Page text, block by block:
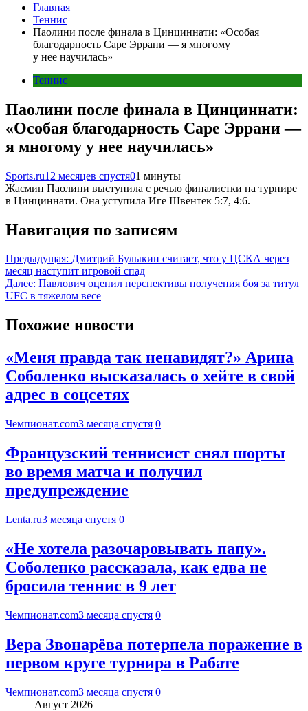
Главная
Теннис
Паолини после финала в Цинциннати: «Особая
благодарность Саре Эррани — я многому
у нее научилась»
Теннис
Паолини после финала в Цинциннати:
«Особая благодарность Саре Эррани —
я многому у нее научилась»
Sports.ru12 месяцев спустя01 минуты
Жасмин Паолини выступила с речью финалистки на турнире
в Цинциннати. Она уступила Иге Швентек 5:7, 4:6.
Навигация по записям
Предыдущая: Дмитрий Булыкин считает, что у ЦСКА через
месяц наступит игровой спад
Далее: Павлович оценил перспективы получения боя за титул
UFC в тяжелом весе
Похожие новости
«Меня правда так ненавидят?» Арина
Соболенко высказалась о хейте в свой
адрес в соцсетях
Чемпионат.com3 месяца спустя 0
Французский теннисист снял шорты
во время матча и получил
предупреждение
Lenta.ru3 месяца спустя 0
«Не хотела разочаровывать папу».
Соболенко рассказала, как едва не
бросила теннис в 9 лет
Чемпионат.com3 месяца спустя 0
Вера Звонарёва потерпела поражение в
первом круге турнира в Рабате
Чемпионат.com3 месяца спустя 0
Август 2026